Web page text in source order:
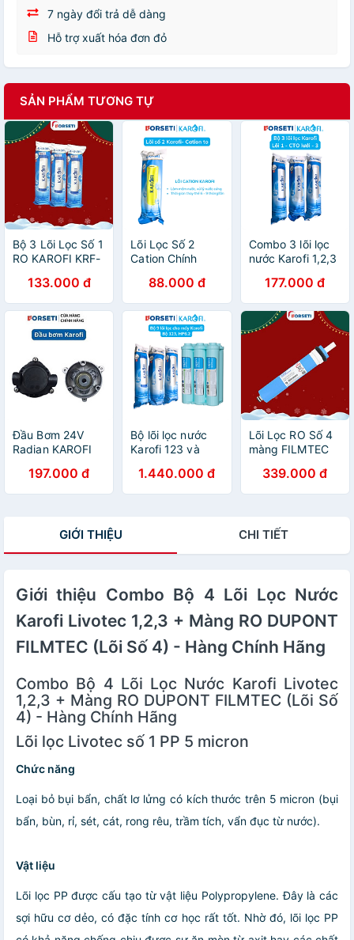
7 ngày đổi trả dễ dàng
Hỗ trợ xuất hóa đơn đỏ
SẢN PHẨM TƯƠNG TỰ
Bộ 3 Lõi Lọc Số 1
RO KAROFI KRF-
Hãng
133.000 đ
Lõi Lọc Số 2
Cation Chính
Dành cho nước
giếng khoan
88.000 đ
Combo 3 lõi lọc
nước Karofi 1,2,3
S038 - Hàng
chính hãng
177.000 đ
Đầu Bơm 24V
Radian KAROFI
Máy Bơm Máy
Lọc Nước, Phun
197.000 đ
Bộ lõi lọc nước
Karofi 123 và
cao Hp6.2 dành
cho máy KAQ-
1.440.000 đ
Lõi Lọc RO Số 4
màng FILMTEC
Hãng
339.000 đ
GIỚI THIỆU CHI TIẾT
Giới thiệu Combo Bộ 4 Lõi Lọc Nước
Karofi Livotec 1,2,3 + Màng RO DUPONT
FILMTEC (Lõi Số 4) - Hàng Chính Hãng
Combo Bộ 4 Lõi Lọc Nước Karofi Livotec
1,2,3 + Màng RO DUPONT FILMTEC (Lõi Số
4) - Hàng Chính Hãng
Lõi lọc Livotec số 1 PP 5 micron
Chức năng
Loại bỏ bụi bẩn, chất lơ lửng có kích thước trên 5 micron (bụi
bẩn, bùn, rỉ, sét, cát, rong rêu, trầm tích, vẩn đục từ nước).
Vật liệu
Lõi lọc PP được cấu tạo từ vật liệu Polypropylene. Đây là các
sợi hữu cơ dẻo, có đặc tính cơ học rất tốt. Nhờ đó, lõi lọc PP